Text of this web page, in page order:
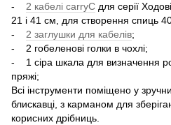
- 2 кабелі carryC для серії
21 і 41 см, для створення спиць
- 2 заглушки для кабелів;
- 2 гобеленові голки в чохлі;
- 1 сіра шкала для визначення
пряжі;
Всі інструменти поміщено у
блискавці, з карманом для
корисних дрібниць.